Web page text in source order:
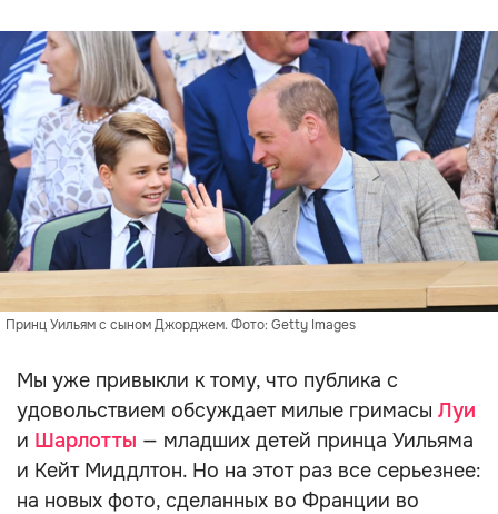
Принц Уильям с сыном Джорджем. Фото: Getty Images
Мы уже привыкли к тому, что публика с
удовольствием обсуждает милые гримасы Луи
и Шарлотты — младших детей принца Уильяма
и Кейт Миддлтон. Но на этот раз все серьезнее:
на новых фото, сделанных во Франции во